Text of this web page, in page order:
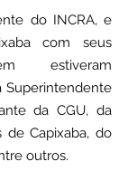
do INCRA, e
com seus
estiveram
Superintendente
da CGU, da
de Capixaba, do
outros.